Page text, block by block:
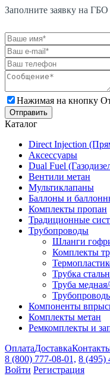
Заполните заявку на ГБО
Нажимая на кнопку
Каталог
Direct Injection
Аксессуары
Dual Fuel
Вентили метан
Мультиклапаны
Баллоны и
Комплекты пропан
Традиционные
Трубопроводы
Шланги
Комплекты
Трубка
Труба
Компоненты
Комплекты метан
Ремкомплекты и
ОплатаДоставка
8 (800) 777-08-01, 8 (495)
Войти Регистрация